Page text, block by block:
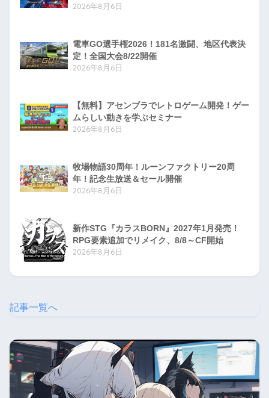
2026年8月6日
電車GO選手権2026！181名激闘、地区代表決
定！全国大会8/22開催
2026年8月6日
【無料】アセンブラでレトロゲーム開発！ゲー
ムらしい動きを学ぶセミナー
2026年8月6日
牧場物語30周年！ルーンファクトリー20周
年！記念生放送＆セール開催
2026年8月6日
新作STG『カラスBORN』2027年1月発売！
RPG要素追加でリメイク、8/8～CF開始
2026年8月6日
記事一覧へ